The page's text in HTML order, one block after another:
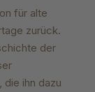
für alte
zurück.
der
die ihn dazu